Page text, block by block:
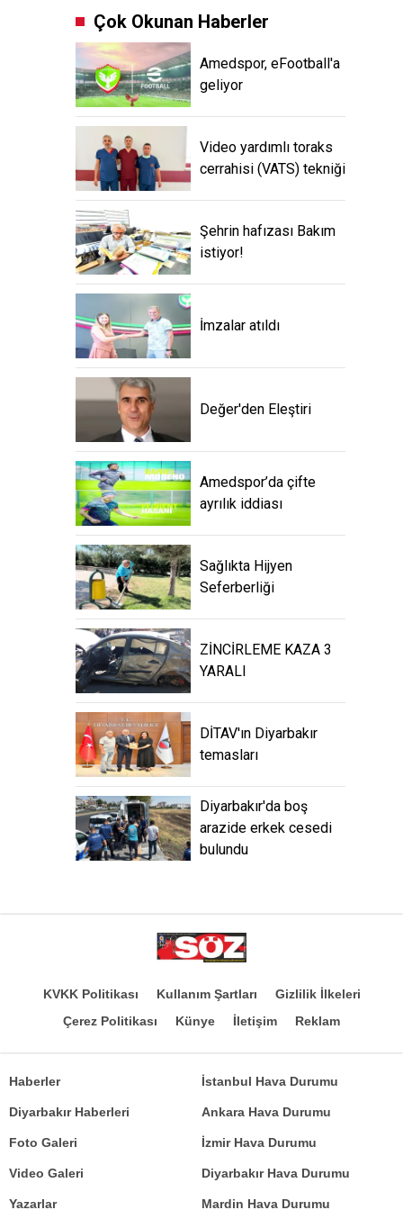
Çok Okunan Haberler
Amedspor, eFootball'a
geliyor
Video yardımlı toraks
cerrahisi (VATS) tekniği
Şehrin hafızası Bakım
istiyor!
İmzalar atıldı
Değer'den Eleştiri
Amedspor’da çifte
ayrılık iddiası
Sağlıkta Hijyen
Seferberliği
ZİNCİRLEME KAZA 3
YARALI
DİTAV'ın Diyarbakır
temasları
Diyarbakır'da boş
arazide erkek cesedi
bulundu
KVKK Politikası Kullanım Şartları
Gizlilik İlkeleri
Çerez Politikası
Künye İletişim Reklam
Haberler
Diyarbakır Haberleri
Foto Galeri
Video Galeri
Yazarlar
İstanbul Hava Durumu
Ankara Hava Durumu
İzmir Hava Durumu
Diyarbakır Hava Durumu
Mardin Hava Durumu